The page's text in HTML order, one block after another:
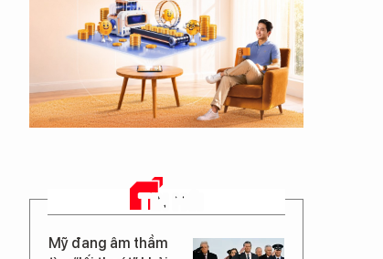
TIN MỚI
Mỹ đang âm thầm